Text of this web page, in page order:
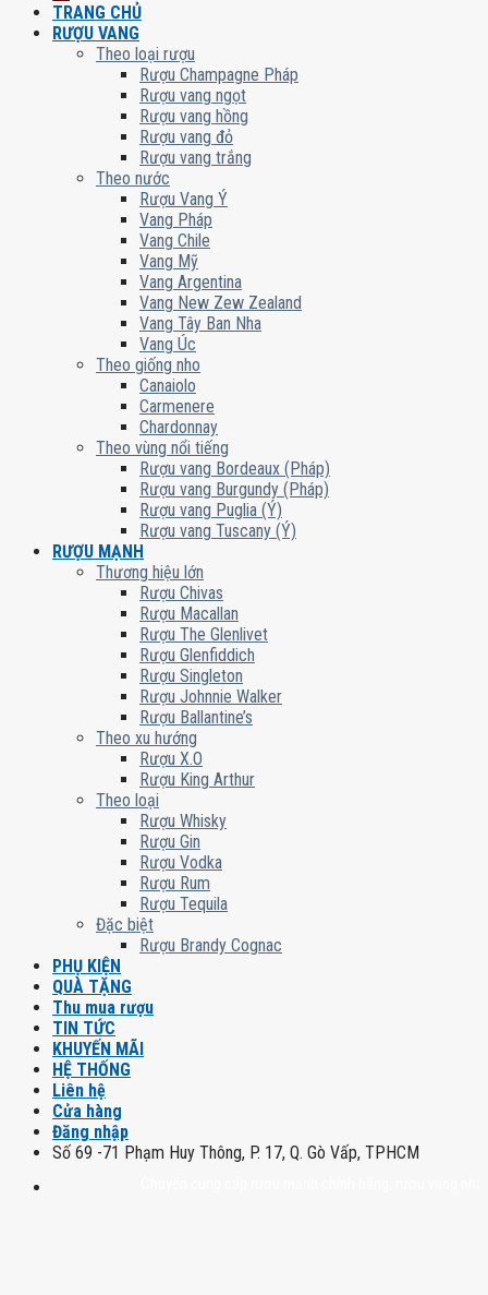
TRANG CHỦ
RƯỢU VANG
Theo loại rượu
Rượu Champagne Pháp
Rượu vang ngọt
Rượu vang hồng
Rượu vang đỏ
Rượu vang trắng
Theo nước
Rượu Vang Ý
Vang Pháp
Vang Chile
Vang Mỹ
Vang Argentina
Vang New Zew Zealand
Vang Tây Ban Nha
Vang Úc
Theo giống nho
Canaiolo
Carmenere
Chardonnay
Theo vùng nổi tiếng
Rượu vang Bordeaux (Pháp)
Rượu vang Burgundy (Pháp)
Rượu vang Puglia (Ý)
Rượu vang Tuscany (Ý)
RƯỢU MẠNH
Thương hiệu lớn
Rượu Chivas
Rượu Macallan
Rượu The Glenlivet
Rượu Glenfiddich
Rượu Singleton
Rượu Johnnie Walker
Rượu Ballantine’s
Theo xu hướng
Rượu X.O
Rượu King Arthur
Theo loại
Rượu Whisky
Rượu Gin
Rượu Vodka
Rượu Rum
Rượu Tequila
Đặc biệt
Rượu Brandy Cognac
PHỤ KIỆN
QUÀ TẶNG
Thu mua rượu
TIN TỨC
KHUYẾN MÃI
HỆ THỐNG
Liên hệ
Cửa hàng
Đăng nhập
Số 69 -71 Phạm Huy Thông, P. 17, Q. Gò Vấp, TPHCM